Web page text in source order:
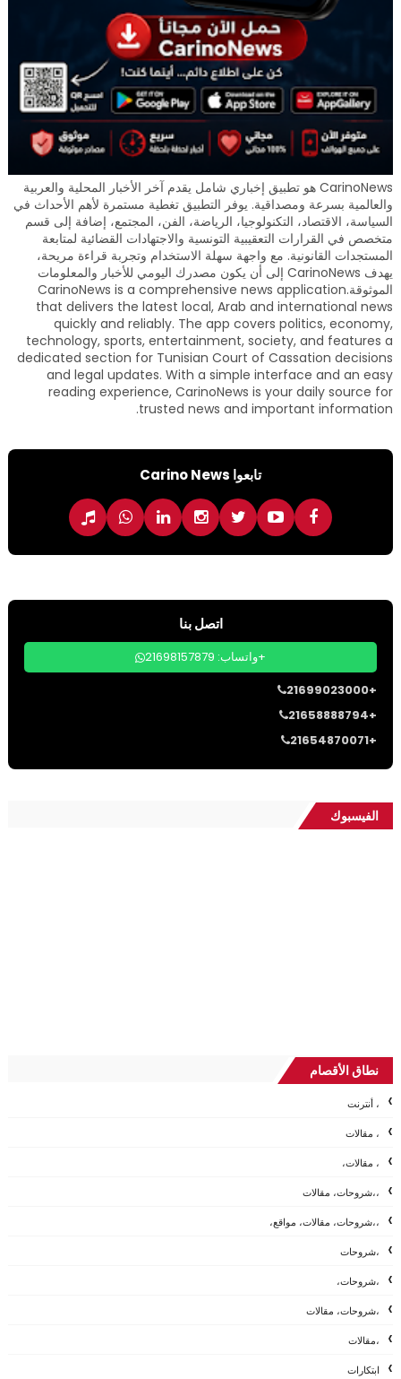
CarinoNews هو تطبيق إخباري شامل يقدم آخر الأخبار المحلية والعربية
والعالمية بسرعة ومصداقية. يوفر التطبيق تغطية مستمرة لأهم الأحداث في
السياسة، الاقتصاد، التكنولوجيا، الرياضة، الفن، المجتمع، إضافة إلى قسم
متخصص في القرارات التعقيبية التونسية والاجتهادات القضائية لمتابعة
المستجدات القانونية. مع واجهة سهلة الاستخدام وتجربة قراءة مريحة،
يهدف CarinoNews إلى أن يكون مصدرك اليومي للأخبار والمعلومات
الموثوقة.CarinoNews is a comprehensive news application
that delivers the latest local, Arab and international news
quickly and reliably. The app covers politics, economy,
technology, sports, entertainment, society, and features a
dedicated section for Tunisian Court of Cassation decisions
and legal updates. With a simple interface and an easy
reading experience, CarinoNews is your daily source for
trusted news and important information.
تابعوا Carino News
اتصل بنا
واتساب: 21698157879+
21699023000+
21658888794+
21654870071+
الفيسبوك
نطاق الأقصام
، أنترنت
، مقالات
، مقالات،
،،شروحات، مقالات
،،شروحات، مقالات، مواقع،
،شروحات
،شروحات،
،شروحات، مقالات
،مقالات
ابتكارات